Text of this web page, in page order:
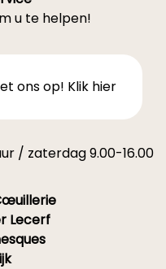
u te helpen!
ons op! Klik hier
/ zaterdag 9.00-16.00
Lecerf